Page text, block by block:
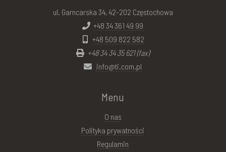
ul. Garncarska 34, 42-202 Częstochowa
+48 34 361 49 99
+48 509 822 582
+48 34 34 35 621 (fax)
info@ti.com.pl
Menu
O nas
Polityka prywatności
Regulamin